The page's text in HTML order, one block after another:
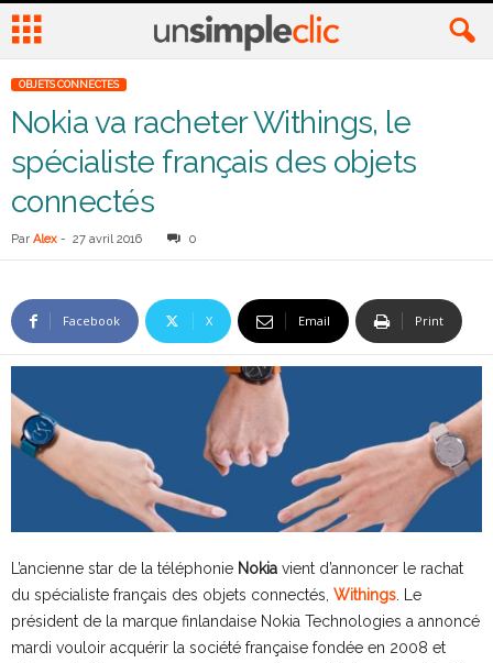
OBJETS CONNECTES
Nokia va racheter Withings, le
spécialiste français des objets
connectés
Par Alex - 27 avril 2016 0
Facebook X Email Print
L’ancienne star de la téléphonie Nokia vient d’annoncer le rachat
du spécialiste français des objets connectés, Withings . Le
président de la marque finlandaise Nokia Technologies a annoncé
mardi vouloir acquérir la société française fondée en 2008 et